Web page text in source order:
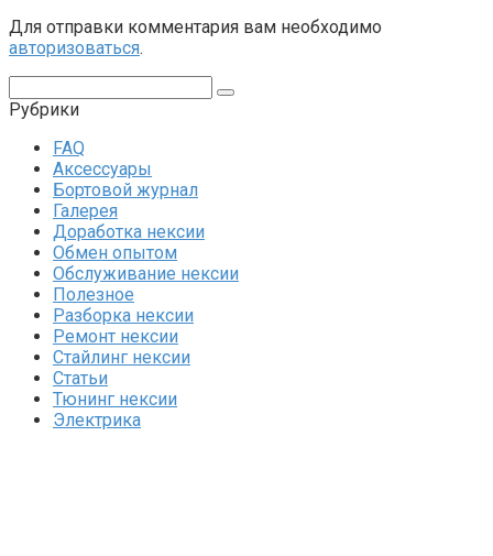
Для отправки комментария вам необходимо
авторизоваться.
Рубрики
FAQ
Аксессуары
Бортовой журнал
Галерея
Доработка нексии
Обмен опытом
Обслуживание нексии
Полезное
Разборка нексии
Ремонт нексии
Стайлинг нексии
Статьи
Тюнинг нексии
Электрика